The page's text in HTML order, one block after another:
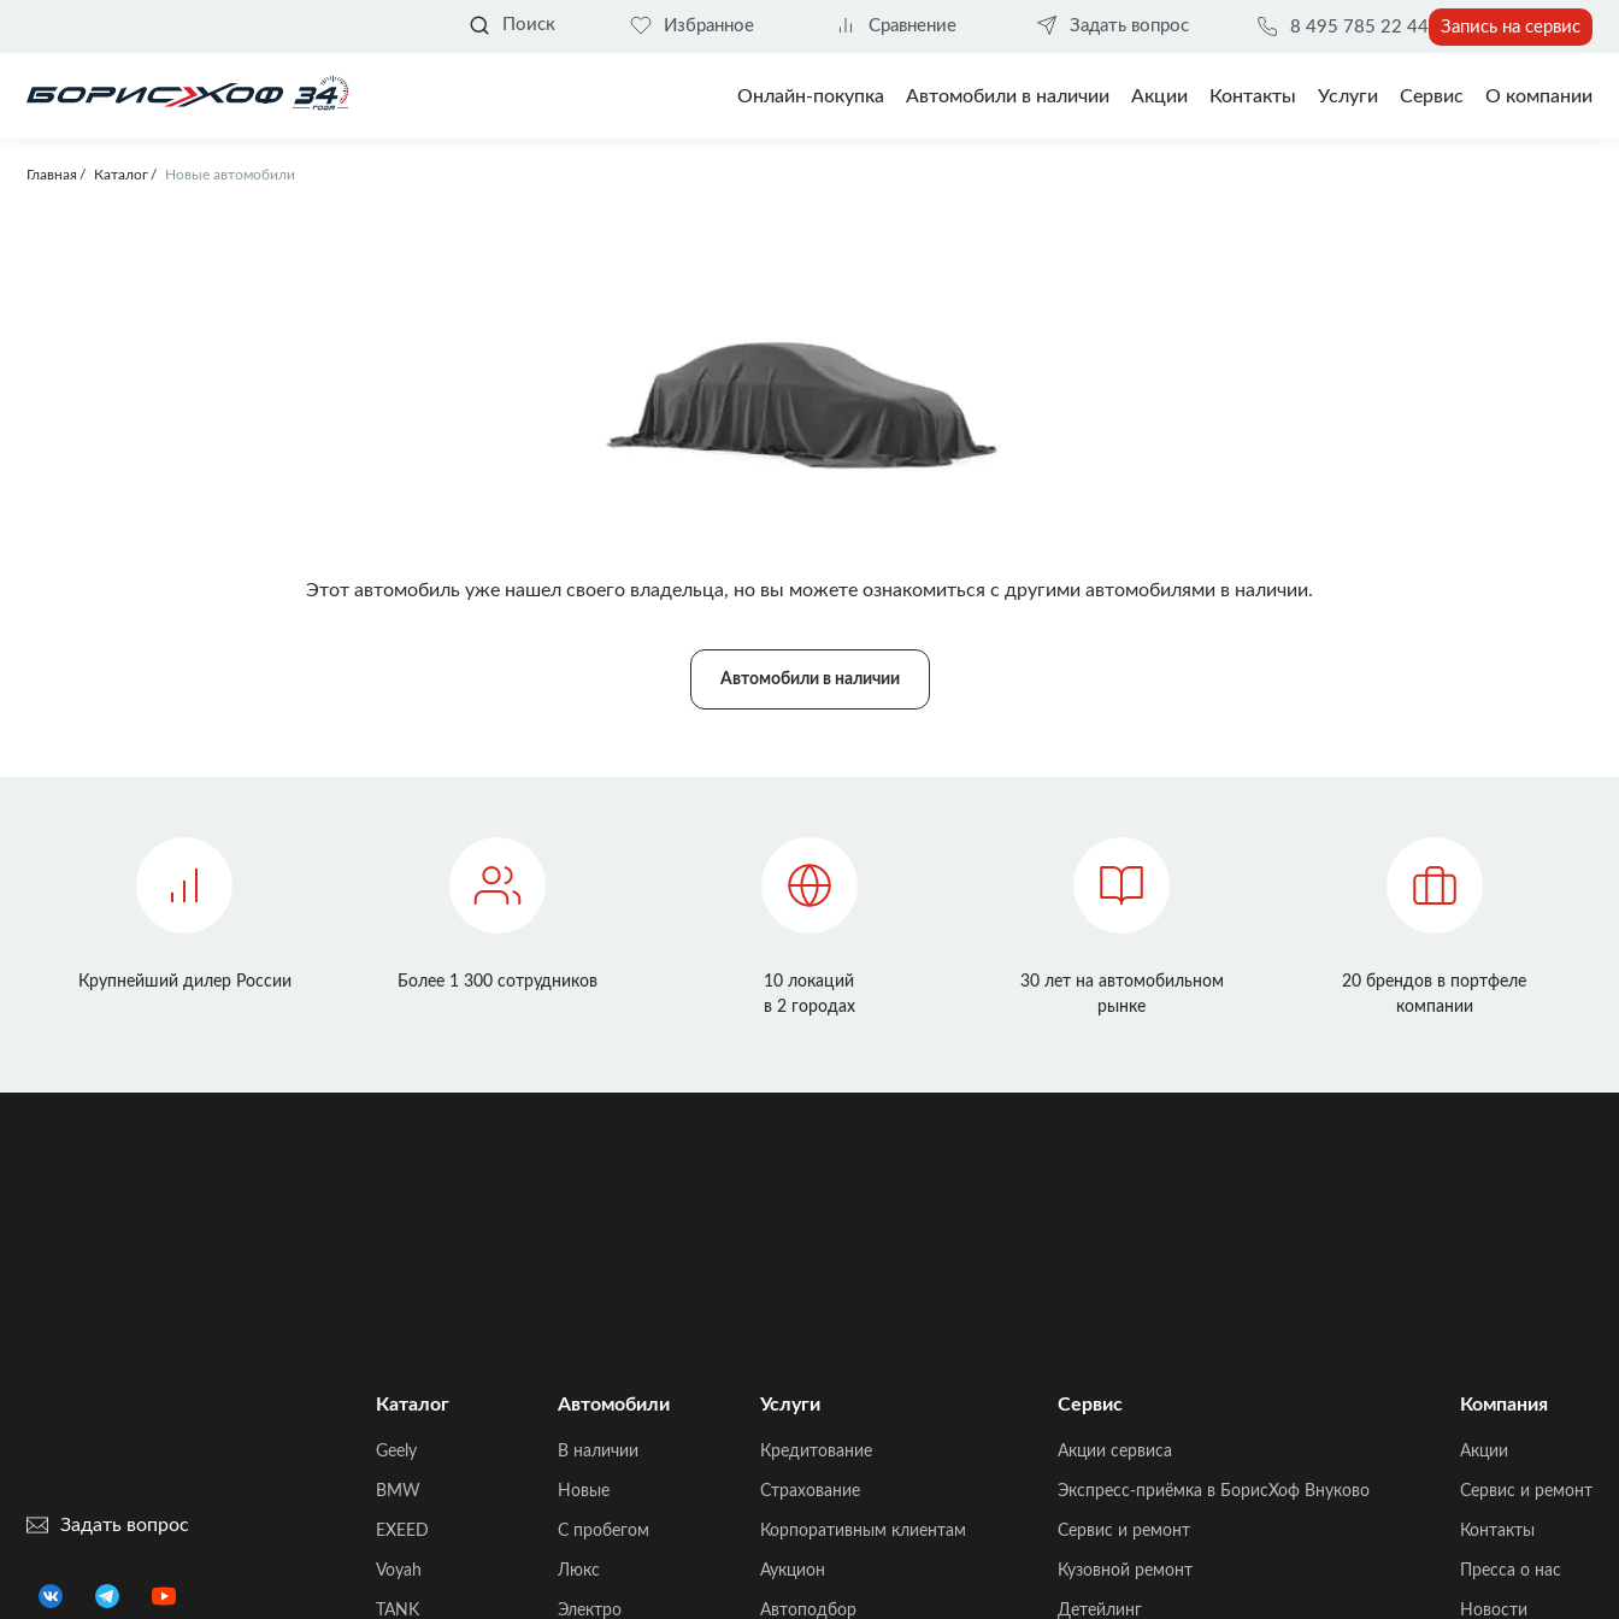
8 495 785 22 44 Запись на сервис
Поиск Избранное Сравнение Задать вопрос
Онлайн-покупка Автомобили в наличии Акции Контакты Услуги Сервис О компании
Главная Каталог Новые автомобили
Этот автомобиль уже нашел своего владельца, но вы можете ознакомиться с другими автомобилями в наличии.
Автомобили в наличии
Крупнейший дилер России Более 1 300 сотрудников
10 локаций
в 2 городах
30 лет на автомобильном
рынке
20 брендов в портфеле
компании
Каталог
Geely
BMW
EXEED
Voyah
TANK
Автомобили
В наличии
Новые
C пробегом
Люкс
Электро
Услуги
Кредитование
Страхование
Корпоративным клиентам
Аукцион
Автоподбор
Сервис
Акции сервиса
Экспресс-приёмка в БорисХоф Внуково
Сервис и ремонт
Кузовной ремонт
Детейлинг
Компания
Акции
Сервис и ремонт
Контакты
Пресса о нас
Новости
Задать вопрос